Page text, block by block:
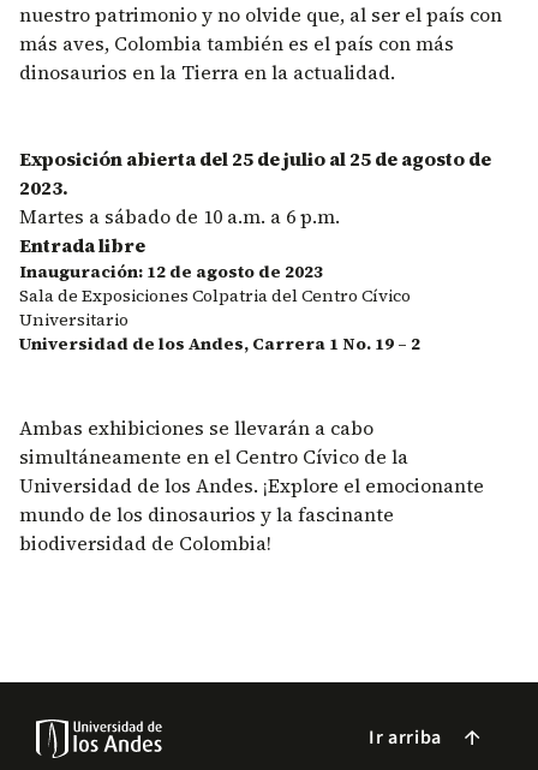
nuestro patrimonio y no olvide que, al ser el país con
más aves, Colombia también es el país con más
dinosaurios en la Tierra en la actualidad.
Exposición abierta del 25 de julio al 25 de agosto de
2023.
Martes a sábado de 10 a.m. a 6 p.m.
Entrada libre
Inauguración: 12 de agosto de 2023
Sala de Exposiciones Colpatria del Centro Cívico
Universitario
Universidad de los Andes, Carrera 1 No. 19 – 2
Ambas exhibiciones se llevarán a cabo
simultáneamente en el Centro Cívico de la
Universidad de los Andes. ¡Explore el emocionante
mundo de los dinosaurios y la fascinante
biodiversidad de Colombia!
Ir arriba arrow_forward